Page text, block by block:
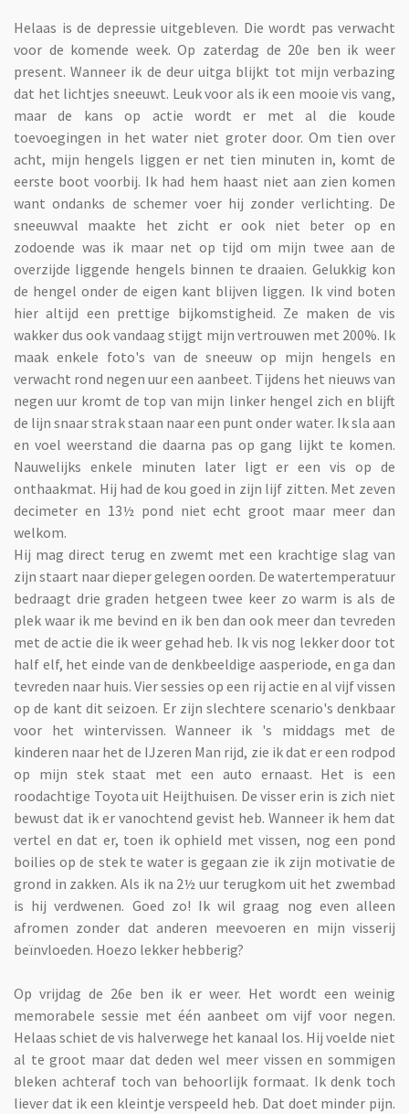
Helaas is de depressie uitgebleven. Die wordt pas verwacht
voor de komende week. Op zaterdag de 20e ben ik weer
present. Wanneer ik de deur uitga blijkt tot mijn verbazing
dat het lichtjes sneeuwt. Leuk voor als ik een mooie vis vang,
maar de kans op actie wordt er met al die koude
toevoegingen in het water niet groter door. Om tien over
acht, mijn hengels liggen er net tien minuten in, komt de
eerste boot voorbij. Ik had hem haast niet aan zien komen
want ondanks de schemer voer hij zonder verlichting. De
sneeuwval maakte het zicht er ook niet beter op en
zodoende was ik maar net op tijd om mijn twee aan de
overzijde liggende hengels binnen te draaien. Gelukkig kon
de hengel onder de eigen kant blijven liggen. Ik vind boten
hier altijd een prettige bijkomstigheid. Ze maken de vis
wakker dus ook vandaag stijgt mijn vertrouwen met 200%. Ik
maak enkele foto's van de sneeuw op mijn hengels en
verwacht rond negen uur een aanbeet. Tijdens het nieuws van
negen uur kromt de top van mijn linker hengel zich en blijft
de lijn snaar strak staan naar een punt onder water. Ik sla aan
en voel weerstand die daarna pas op gang lijkt te komen.
Nauwelijks enkele minuten later ligt er een vis op de
onthaakmat. Hij had de kou goed in zijn lijf zitten. Met zeven
decimeter en 13½ pond niet echt groot maar meer dan
welkom.
Hij mag direct terug en zwemt met een krachtige slag van
zijn staart naar dieper gelegen oorden. De watertemperatuur
bedraagt drie graden hetgeen twee keer zo warm is als de
plek waar ik me bevind en ik ben dan ook meer dan tevreden
met de actie die ik weer gehad heb. Ik vis nog lekker door tot
half elf, het einde van de denkbeeldige aasperiode, en ga dan
tevreden naar huis. Vier sessies op een rij actie en al vijf vissen
op de kant dit seizoen. Er zijn slechtere scenario's denkbaar
voor het wintervissen. Wanneer ik 's middags met de
kinderen naar het de IJzeren Man rijd, zie ik dat er een rodpod
op mijn stek staat met een auto ernaast. Het is een
roodachtige Toyota uit Heijthuisen. De visser erin is zich niet
bewust dat ik er vanochtend gevist heb. Wanneer ik hem dat
vertel en dat er, toen ik ophield met vissen, nog een pond
boilies op de stek te water is gegaan zie ik zijn motivatie de
grond in zakken. Als ik na 2½ uur terugkom uit het zwembad
is hij verdwenen. Goed zo! Ik wil graag nog even alleen
afromen zonder dat anderen meevoeren en mijn visserij
beïnvloeden. Hoezo lekker hebberig?
Op vrijdag de 26e ben ik er weer. Het wordt een weinig
memorabele sessie met één aanbeet om vijf voor negen.
Helaas schiet de vis halverwege het kanaal los. Hij voelde niet
al te groot maar dat deden wel meer vissen en sommigen
bleken achteraf toch van behoorlijk formaat. Ik denk toch
liever dat ik een kleintje verspeeld heb. Dat doet minder pijn.